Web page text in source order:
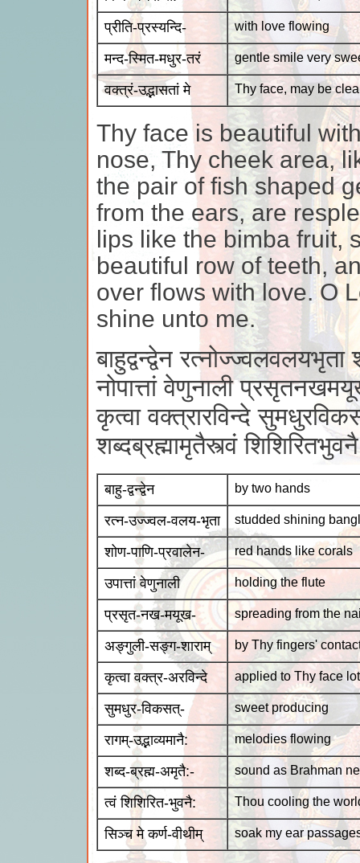
प्रीति-प्रस्यन्दि- with love flowing
मन्द-स्मित-मधुर-तरं gentle smile very
वक्त्रं-उद्भासतां मे Thy face, may be
Thy face is beautiful
nose, Thy cheek area,
the pair of fish shaped
from the ears, are
lips like the bimba fruit,
beautiful row of teeth,
over flows with love. O
shine unto me.
बाहुद्वन्द्वेन रत्नोज्ज्वलवलयभृता
नोपात्तां वेणुनाली
कृत्वा वक्त्रारविन्दे
शब्दब्रह्मामृतैस्त्वं
बाहु-द्वन्द्वेन by two hands
रत्न-उज्ज्वल-वलय-भृता studded shining
शोण-पाणि-प्रवालेन- red hands like corals
उपात्तां वेणुनाली holding the flute
प्रसृत-नख-मयूख- spreading from the
अङ्गुली-सङ्ग-शाराम् by Thy fingers'
कृत्वा वक्त्र-अरविन्दे applied to Thy face
सुमधुर-विकसत्- sweet producing
रागम्-उद्भाव्यमानै: melodies flowing
शब्द-ब्रह्म-अमृतै:- sound as Brahman
त्वं शिशिरित-भुवनै: Thou cooling the
सिञ्च मे कर्ण-वीथीम् soak my ear